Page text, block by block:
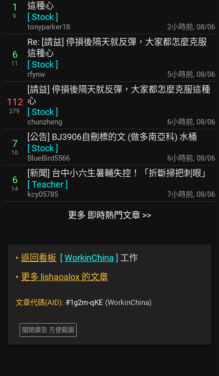
1
9
這種心
[Stock]
tonyparker18 2小時前, 08/06
6
11
Re: [請益] 停損後隔天就反彈，大家都怎麼克服
這種心
[Stock]
rfynw 5小時前, 08/06
112
279
[請益] 停損後隔天就反彈，大家都怎麼克服這種
心
[Stock]
chunzheng 6小時前, 08/06
7
10
[公告] BJ3906自刪標的文 (做多南亞科) 水桶
[Stock]
BlueBird5566 6小時前, 08/06
6
14
[新聞] 台中小六生暑輔失控！「折斷掃把刺眼」
[Teacher]
kcy05785 7小時前, 08/06
更多 即時熱門文章 >>
‣ 返回看板 [WorkinChina ] 工作
‣ 更多 lishaoalox 的文章
文章代碼(AID): #1g2m-qKE (WorkinChina)
關閉廣告 方便截圖